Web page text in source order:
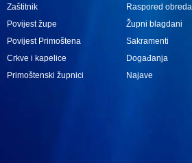
Zaštitnik
Povijest župe
Povijest Primoštena
Crkve i kapelice
Primoštenski župnici
Raspored obreda
Župni blagdani
Sakramenti
Događanja
Najave